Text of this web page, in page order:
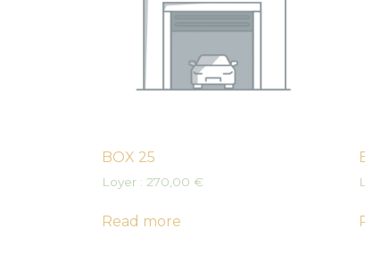
BOX 25
Loyer : 270,00 €
Read more